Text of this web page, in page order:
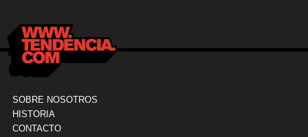
SOBRE NOSOTROS
HISTORIA
CONTACTO